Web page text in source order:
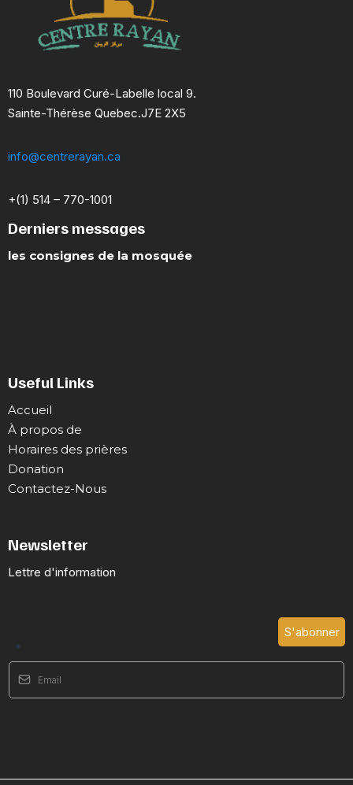
110 Boulevard Curé-Labelle local 9.
Sainte-Thérèse Quebec.J7E 2X5
info@centrerayan.ca
+(1) 514 – 770-1001
Derniers messages
les consignes de la mosquée
Useful Links
Accueil
À propos de
Horaires des prières
Donation
Contactez-Nous
Newsletter
Lettre d'information
*
S'abonner